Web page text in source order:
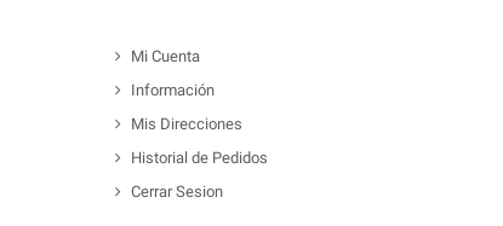
Mi Cuenta
Información
Mis Direcciones
Historial de Pedidos
Cerrar Sesion